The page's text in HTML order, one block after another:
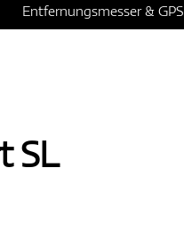
Entfernungsmesser & GPS
SL